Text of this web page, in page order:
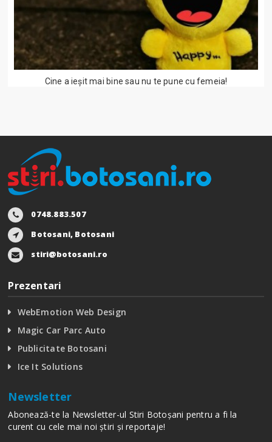
Cine a ieşit mai bine sau nu te pune cu femeia!
0748.883.507
Botosani, Botosani
stiri@botosani.ro
Prezentari
WebEmotion Web Design
Magic Car Parc Auto
Publicitate Botosani
Ice It Solutions
Newsletter
Abonează-te la Newsletter-ul Stiri Botoșani pentru a fi la
curent cu cele mai noi știri și reportaje!